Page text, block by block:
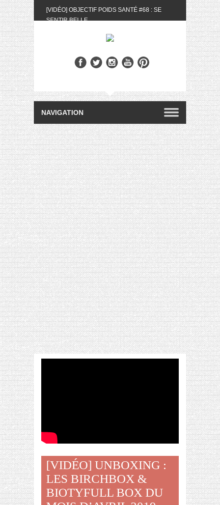
[VIDÉO] OBJECTIF POIDS SANTÉ #68 : SE
SENTIR BELLE
BIOTYFULL BOX DU MOIS DE MAI 2024 FEAT.
[VIDÉO] QUITOQUE #10 : MEAL PREP &
CONVIVIALITÉ
[VIDÉO] UNBOXING : LES MY LITTLE &
BIOTYFULL BOX DU MOIS D’AVRIL 2024
FEAT. AKILA
[VIDÉO] OBJECTIF POIDS SANTÉ #67 : L’AVIS
DES AUTRES, CE N’EST QUE LA VIE DES
AUTRES
[VIDÉO] UNBOXING : LES MY LITTLE &
BIOTYFULL BOX DES MOIS DE FÉVRIER ET
MARS 2024 FEAT. AKILA
[VIDÉO] LA SÉLECTION DU MOIS
#JANVIER2024
[VIDÉO] HELLOFRESH #34 : IDÉES
RECETTES RISOTTO
[VIDÉO] UNBOXING :
LES BIRCHBOX &
BIOTYFULL BOX DU